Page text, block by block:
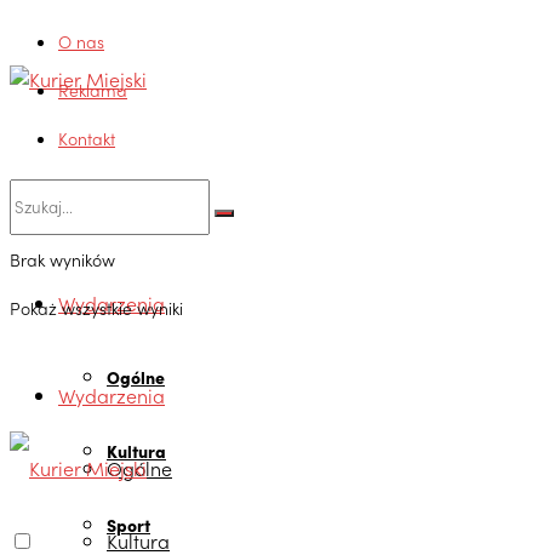
O nas
Reklama
Kontakt
Brak wyników
Pokaż wszystkie wyniki
Wydarzenia
Ogólne
Kultura
Sport
Wydarzenia
Ogólne
Kultura